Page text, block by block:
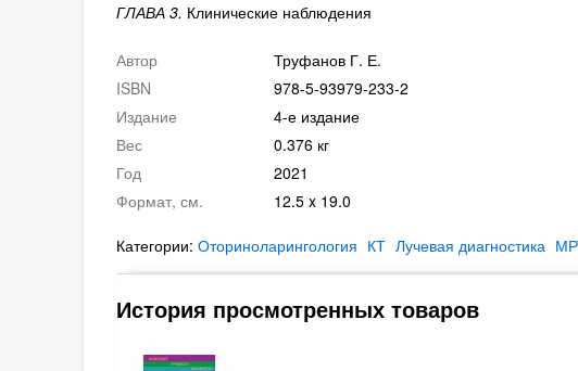
ГЛАВА 3. Клинические наблюдения
Автор
Труфанов Г. Е.
ISBN
978-5-93979-233-2
Издание
4-е издание
Вес
0.376 кг
Год
2021
Формат, см.
12.5 x 19.0
Категории: Оториноларингология КТ Лучевая диагностика
История просмотренных товаров